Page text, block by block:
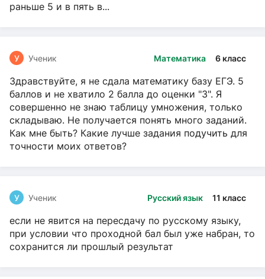
раньше 5 и в пять в...
Математика 6 класс
У Ученик
Здравствуйте, я не сдала математику базу ЕГЭ. 5
баллов и не хватило 2 балла до оценки "3". Я
совершенно не знаю таблицу умножения, только
складываю. Не получается понять много заданий.
Как мне быть? Какие лучше задания подучить для
точности моих ответов?
Русский язык 11 класс
У Ученик
если не явится на пересдачу по русскому языку,
при условии что проходной бал был уже набран, то
сохранится ли прошлый результат